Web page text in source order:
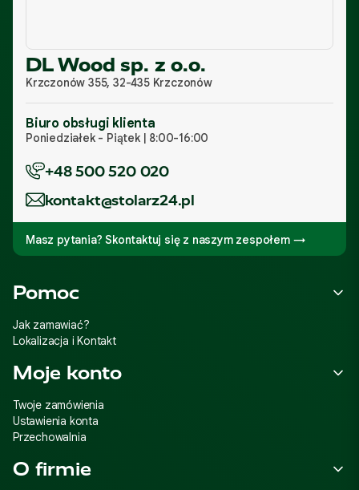
DL Wood sp. z o.o.
Krzczonów 355, 32-435 Krzczonów
Biuro obsługi klienta
Poniedziałek - Piątek | 8:00-16:00
+48 500 520 020
kontakt@stolarz24.pl
Masz pytania? Skontaktuj się z naszym zespołem →
Linki w stopce
Pomoc
Jak zamawiać?
Lokalizacja i Kontakt
Moje konto
Twoje zamówienia
Ustawienia konta
Przechowalnia
O firmie